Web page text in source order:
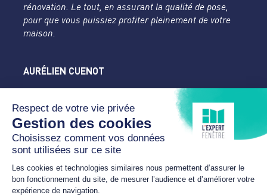
rénovation. Le tout, en assurant la qualité de pose,
pour que vous puissiez profiter pleinement de votre
maison.
AURÉLIEN CUENOT
Doubs
31 rue des Tilleuls
25450 DAMPRICHARD
cuenot.contact@yahoo.com